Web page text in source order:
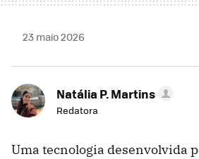
23 maio 2026
Natália P. Martins
Redatora
Uma tecnologia desenvolvida